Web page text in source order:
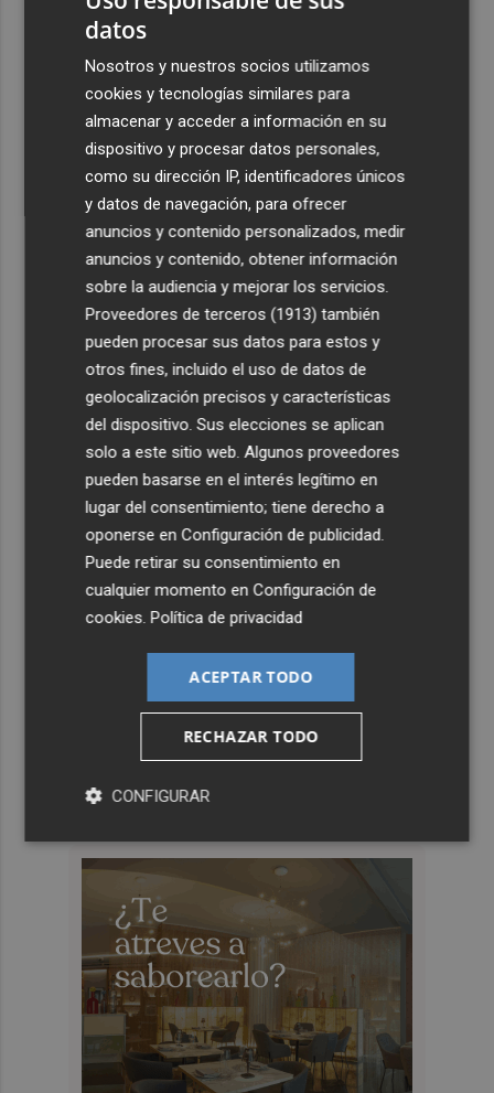
datos
Nosotros y nuestros socios utilizamos
cookies y tecnologías similares para
almacenar y acceder a información en su
dispositivo y procesar datos personales,
como su dirección IP, identificadores únicos
y datos de navegación, para ofrecer
anuncios y contenido personalizados, medir
anuncios y contenido, obtener información
sobre la audiencia y mejorar los servicios.
Proveedores de terceros (1913) también
pueden procesar sus datos para estos y
otros fines, incluido el uso de datos de
geolocalización precisos y características
del dispositivo. Sus elecciones se aplican
solo a este sitio web. Algunos proveedores
pueden basarse en el interés legítimo en
lugar del consentimiento; tiene derecho a
oponerse enConfiguración de publicidad
Puede retirar su consentimiento en
cualquier momento enConfiguración de
cookies .Política de privacidad
ACEPTAR TODO
RECHAZAR TODO
CONFIGURAR